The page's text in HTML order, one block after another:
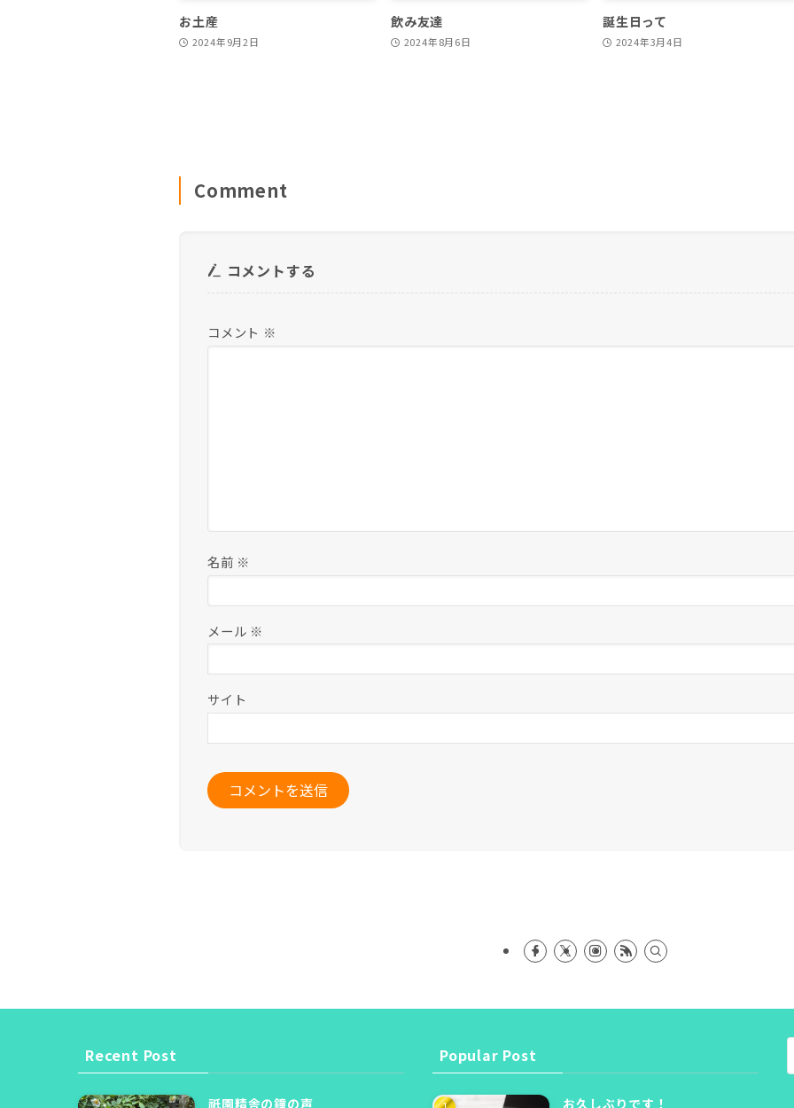
お土産
2024年9月2日
飲み友達
2024年8月6日
誕生日って
2024年3月4日
Comment
コメントする
コメント ※
名前 ※
メール ※
サイト
Recent Post
祇園精舎の鐘の声
Popular Post
お久しぶりです！